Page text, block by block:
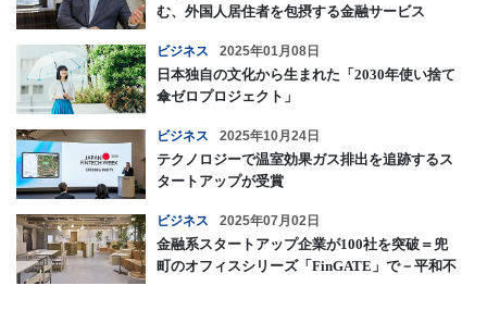
む、外国人居住者を包摂する金融サービス
ビジネス 2025年01月08日
日本独自の文化から生まれた「2030年使い捨て
傘ゼロプロジェクト」
ビジネス 2025年10月24日
テクノロジーで温室効果ガス排出を追跡するス
タートアップが受賞
ビジネス 2025年07月02日
金融系スタートアップ企業が100社を突破＝兜
町のオフィスシリーズ「FinGATE」で－平和不